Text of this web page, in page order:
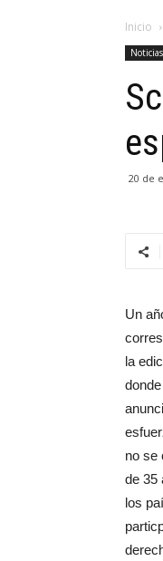
Inicio
Noticias
20 de
Un
la
no se
de 35
los